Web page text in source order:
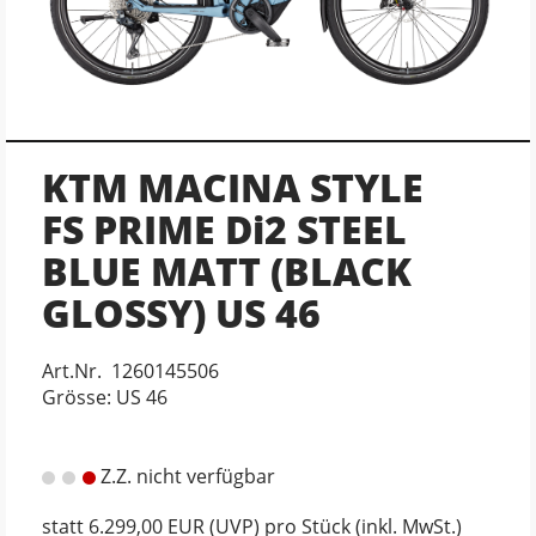
KTM MACINA STYLE
FS PRIME Di2 STEEL
BLUE MATT (BLACK
GLOSSY) US 46
Art.Nr. 1260145506
Grösse: US 46
Z.Z. nicht verfügbar
statt 6.299,00 EUR(UVP) pro Stück (inkl. MwSt.)